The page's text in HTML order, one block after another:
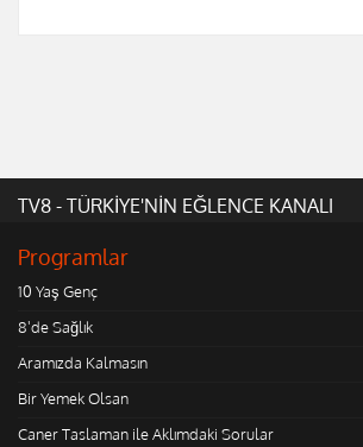
TV8 - TÜRKİYE'NİN EĞLENCE KANALI
Programlar
10 Yaş Genç
8'de Sağlık
Aramızda Kalmasın
Bir Yemek Olsan
Caner Taslaman ile Aklımdaki Sorular